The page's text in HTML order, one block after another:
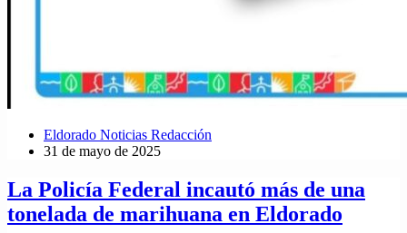
Eldorado Noticias Redacción
31 de mayo de 2025
La Policía Federal incautó más de una
tonelada de marihuana en Eldorado